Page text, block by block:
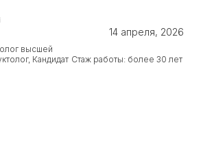
высшей
Кандидат Стаж работы: более 30 лет
14 апреля, 2026